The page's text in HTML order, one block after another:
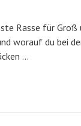
Rasse für
worauf du bei
…